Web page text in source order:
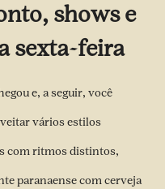
shows e
sexta-feira
e, a seguir, você
vários estilos
com ritmos distintos,
paranaense com cerveja